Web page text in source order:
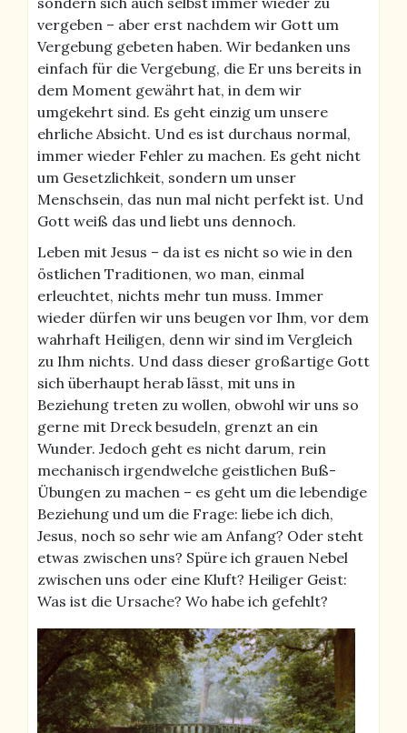
vergeben – aber erst nachdem wir Gott um
Vergebung gebeten haben. Wir bedanken uns
einfach für die Vergebung, die Er uns bereits in
dem Moment gewährt hat, in dem wir
umgekehrt sind. Es geht einzig um unsere
ehrliche Absicht. Und es ist durchaus normal,
immer wieder Fehler zu machen. Es geht nicht
um Gesetzlichkeit, sondern um unser
Menschsein, das nun mal nicht perfekt ist. Und
Gott weiß das und liebt uns dennoch.
Leben mit Jesus – da ist es nicht so wie in den
östlichen Traditionen, wo man, einmal
erleuchtet, nichts mehr tun muss. Immer
wieder dürfen wir uns beugen vor Ihm, vor dem
wahrhaft Heiligen, denn wir sind im Vergleich
zu Ihm nichts. Und dass dieser großartige Gott
sich überhaupt herab lässt, mit uns in
Beziehung treten zu wollen, obwohl wir uns so
gerne mit Dreck besudeln, grenzt an ein
Wunder. Jedoch geht es nicht darum, rein
mechanisch irgendwelche geistlichen Buß-
Übungen zu machen – es geht um die lebendige
Beziehung und um die Frage: liebe ich dich,
Jesus, noch so sehr wie am Anfang? Oder steht
etwas zwischen uns? Spüre ich grauen Nebel
zwischen uns oder eine Kluft? Heiliger Geist:
Was ist die Ursache? Wo habe ich gefehlt?